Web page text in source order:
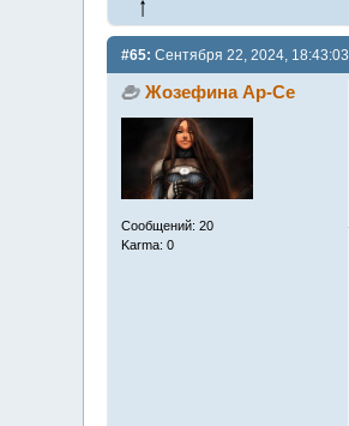
#65: Сентября 22, 2024, 18:43:03
Жозефина Ар-Се
Сообщений: 20
Karma: 0